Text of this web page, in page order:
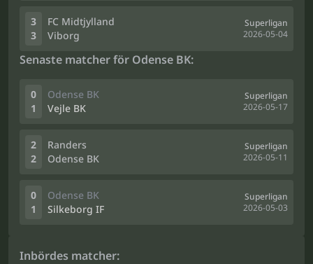
3
3
FC Midtjylland
Viborg
Superligan
2026-05-04
Senaste matcher för Odense BK:
0
1
Odense BK
Vejle BK
Superligan
2026-05-17
2
2
Randers
Odense BK
Superligan
2026-05-11
0
1
Odense BK
Silkeborg IF
Superligan
2026-05-03
Inbördes matcher: